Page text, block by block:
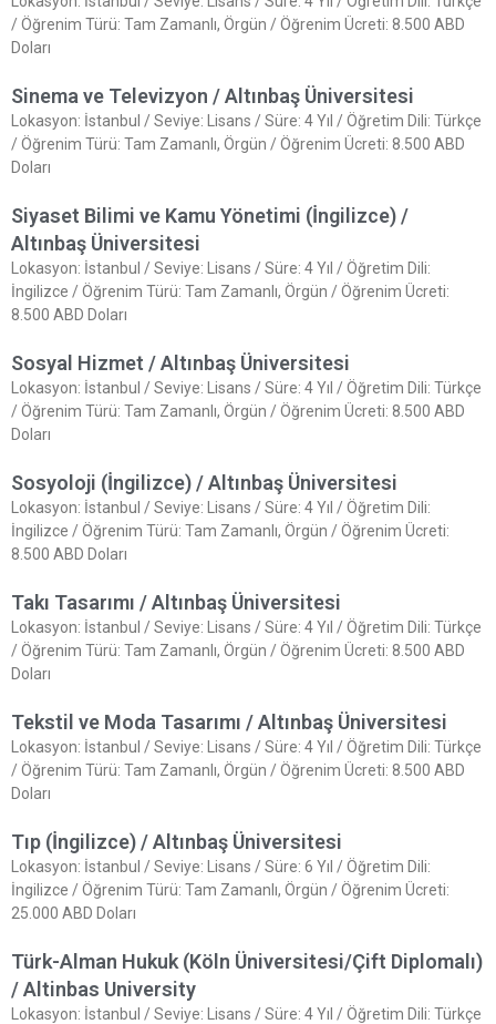
/ Öğrenim Türü: Tam Zamanlı, Örgün / Öğrenim Ücreti: 8.500 ABD
Doları
Sinema ve Televizyon / Altınbaş Üniversitesi
Lokasyon: İstanbul / Seviye: Lisans / Süre: 4 Yıl / Öğretim Dili: Türkçe
/ Öğrenim Türü: Tam Zamanlı, Örgün / Öğrenim Ücreti: 8.500 ABD
Doları
Siyaset Bilimi ve Kamu Yönetimi (İngilizce) /
Altınbaş Üniversitesi
Lokasyon: İstanbul / Seviye: Lisans / Süre: 4 Yıl / Öğretim Dili:
İngilizce / Öğrenim Türü: Tam Zamanlı, Örgün / Öğrenim Ücreti:
8.500 ABD Doları
Sosyal Hizmet / Altınbaş Üniversitesi
Lokasyon: İstanbul / Seviye: Lisans / Süre: 4 Yıl / Öğretim Dili: Türkçe
/ Öğrenim Türü: Tam Zamanlı, Örgün / Öğrenim Ücreti: 8.500 ABD
Doları
Sosyoloji (İngilizce) / Altınbaş Üniversitesi
Lokasyon: İstanbul / Seviye: Lisans / Süre: 4 Yıl / Öğretim Dili:
İngilizce / Öğrenim Türü: Tam Zamanlı, Örgün / Öğrenim Ücreti:
8.500 ABD Doları
Takı Tasarımı / Altınbaş Üniversitesi
Lokasyon: İstanbul / Seviye: Lisans / Süre: 4 Yıl / Öğretim Dili: Türkçe
/ Öğrenim Türü: Tam Zamanlı, Örgün / Öğrenim Ücreti: 8.500 ABD
Doları
Tekstil ve Moda Tasarımı / Altınbaş Üniversitesi
Lokasyon: İstanbul / Seviye: Lisans / Süre: 4 Yıl / Öğretim Dili: Türkçe
/ Öğrenim Türü: Tam Zamanlı, Örgün / Öğrenim Ücreti: 8.500 ABD
Doları
Tıp (İngilizce) / Altınbaş Üniversitesi
Lokasyon: İstanbul / Seviye: Lisans / Süre: 6 Yıl / Öğretim Dili:
İngilizce / Öğrenim Türü: Tam Zamanlı, Örgün / Öğrenim Ücreti:
25.000 ABD Doları
Türk-Alman Hukuk (Köln Üniversitesi/Çift Diplomalı)
/ Altinbas University
Lokasyon: İstanbul / Seviye: Lisans / Süre: 4 Yıl / Öğretim Dili: Türkçe